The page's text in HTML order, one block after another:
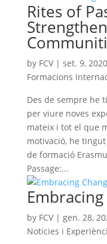
Rites of
by FCV| set. 9, 2020
Formacions
Des de sempre he
per viure noves
mateix i tot el que
motivació, he
de formació
Passage:...
by FCV| gen. 28,
Noticies i